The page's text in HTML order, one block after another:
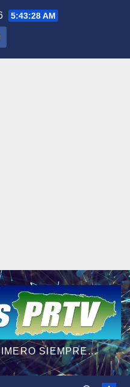
5:43:29 AM
SIEMPRE...